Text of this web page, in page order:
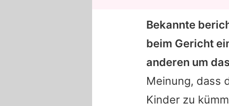
Bekannte
beim Gericht
anderen um
Meinung, dass
Kinder zu